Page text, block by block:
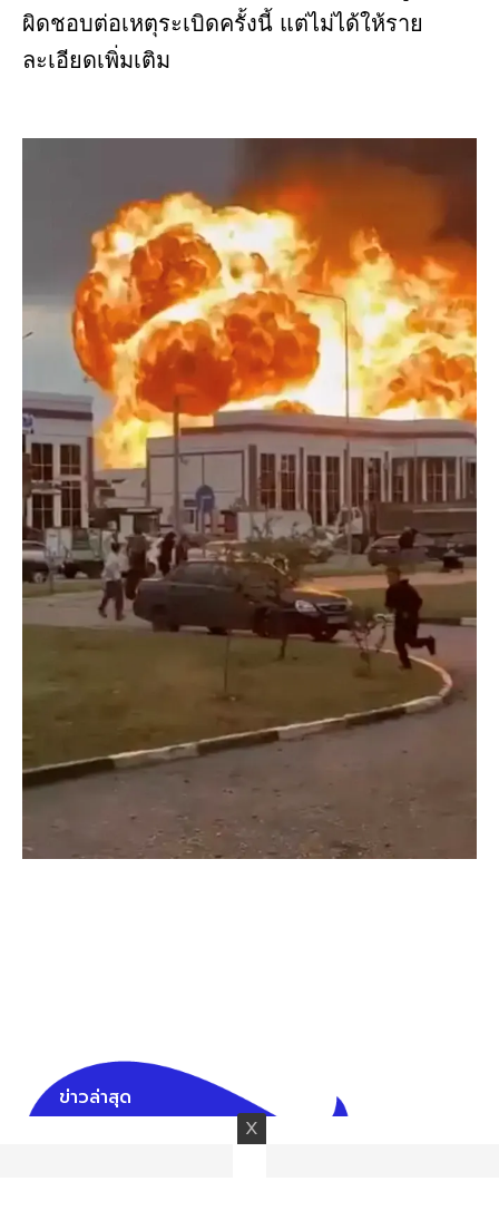
ผิดชอบต่อเหตุระเบิดครั้งนี้ แต่ไม่ได้ให้ราย
ละเอียดเพิ่มเติม
ข่าวล่าสุด